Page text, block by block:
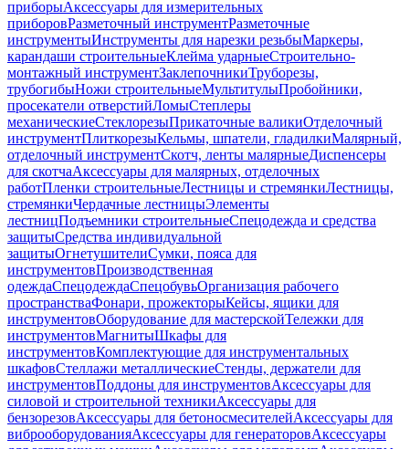
приборыАксессуары для измерительных
приборовРазметочный инструментРазметочные
инструментыИнструменты для нарезки резьбыМаркеры,
карандаши строительныеКлейма ударныеСтроительно-
монтажный инструментЗаклепочникиТруборезы,
трубогибыНожи строительныеМультитулыПробойники,
просекатели отверстийЛомыСтеплеры
механическиеСтеклорезыПрикаточные валикиОтделочный
инструментПлиткорезыКельмы, шпатели, гладилкиМалярный,
отделочный инструментСкотч, ленты малярныеДиспенсеры
для скотчаАксессуары для малярных, отделочных
работПленки строительныеЛестницы и стремянкиЛестницы,
стремянкиЧердачные лестницыЭлементы
лестницПодъемники строительныеСпецодежда и средства
защитыСредства индивидуальной
защитыОгнетушителиСумки, пояса для
инструментовПроизводственная
одеждаСпецодеждаСпецобувьОрганизация рабочего
пространстваФонари, прожекторыКейсы, ящики для
инструментовОборудование для мастерскойТележки для
инструментовМагнитыШкафы для
инструментовКомплектующие для инструментальных
шкафовСтеллажи металлическиеСтенды, держатели для
инструментовПоддоны для инструментовАксессуары для
силовой и строительной техникиАксессуары для
бензорезовАксессуары для бетоносмесителейАксессуары для
виброоборудованияАксессуары для генераторовАксессуары